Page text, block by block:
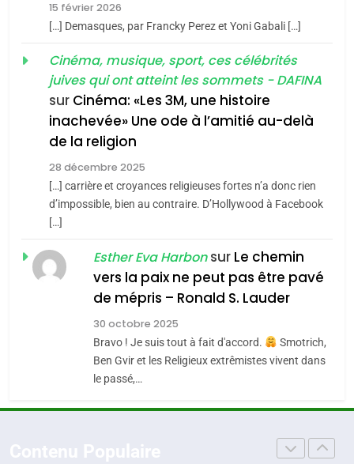
guerre»: La nouvelle
chanson de Boy George
ISRAÉL JUDAISME
Tout sur la Nostalgie
4
l’alliance pourrait
s’étendre à 13 pays
d’Amérique latine
ISRAÉL
2025, l’année la plus
meurtrière selon le
rapport d’ADL contre
6
FIÈRE, DIGNE ET RÉSILIENTE :
POURQUOI JE REVENDIQUE
15 février 2026
[…] Demasques, par Francky Perez et Yoni Gabali […]
Cinéma, musique, sport, ces célébrités
juives qui ont atteint les sommets - DAFINA
sur Cinéma: «Les 3M, une histoire
inachevée» Une ode à l’amitié au-delà
de la religion
28 décembre 2025
[…] carrière et croyances religieuses fortes n’a donc rien
d’impossible, bien au contraire. D’Hollywood à Facebook
[…]
Esther Eva Harbonsur Le chemin
vers la paix ne peut pas être pavé
de mépris – Ronald S. Lauder
30 octobre 2025
Bravo ! Je suis tout à fait d'accord.
Smotrich,
Ben Gvir et les Religieux extrêmistes vivent dans
le passé,…
meurtrière selon le rapport
l’antisémitisme
FIÈRE, DIGNE ET RÉSILIENTE :
POURQUOI JE REVENDIQUE
MA JUDAÏTE par Thérèse
Zrihen-Dvir
ISRAÉL
CE QUI NOUS MANQUE –
JUDAISME
Maroc : Les amandes de
Tafraout, le miel de Tadla
Azilal consacrés produits
du terroir
DAFINA MAROC
Oeil ravageur – Vanessa De